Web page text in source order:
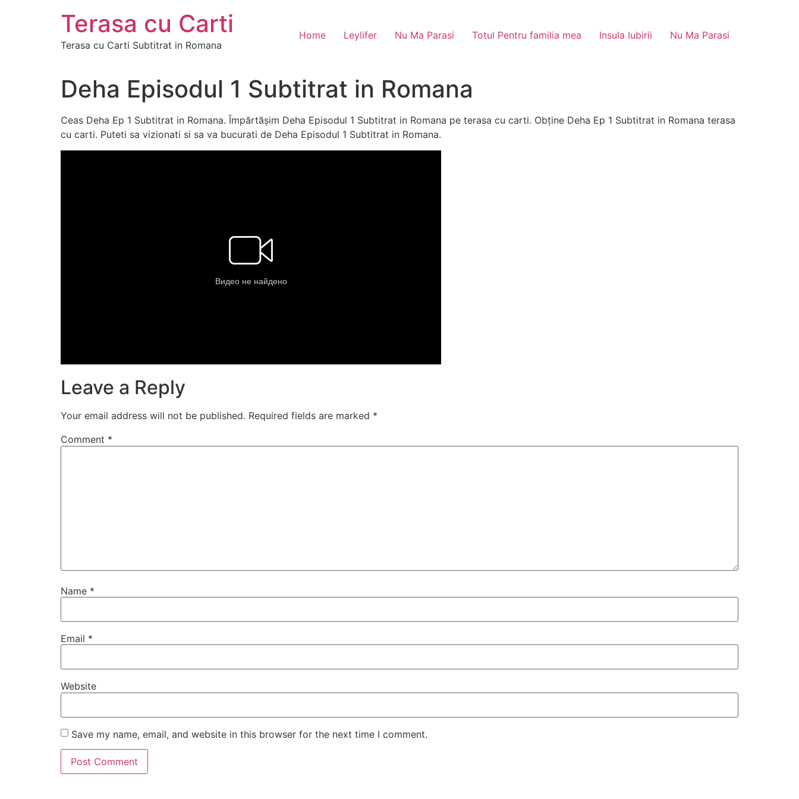
Terasa cu Carti
Terasa cu Carti Subtitrat in Romana
Home Leylifer Nu Ma Parasi Totul Pentru familia mea Insula Iubirii Nu Ma Parasi
Deha Episodul 1 Subtitrat in Romana
Ceas Deha Ep 1 Subtitrat in Romana. Împărtășim Deha Episodul 1 Subtitrat in Romana pe terasa cu carti. Obține Deha Ep 1 Subtitrat in Romana terasa
cu carti. Puteti sa vizionati si sa va bucurati de Deha Episodul 1 Subtitrat in Romana.
Leave a Reply
Your email address will not be published. Required fields are marked *
Comment *
Name *
Email *
Website
Save my name, email, and website in this browser for the next time I comment.